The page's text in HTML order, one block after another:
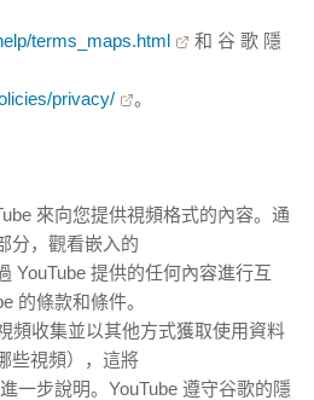
terms_maps.html
和 谷 歌 隱
privacy/
。
來向您提供視頻格式的內容。通
分，觀看嵌入的
YouTube 提供的任何內容進行互
的條款和條件。
頻收集並以其他方式獲取使用資料
些視頻），這將
一步說明。YouTube 遵守谷歌的隱